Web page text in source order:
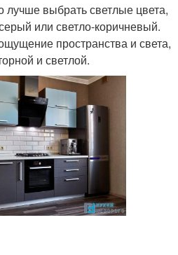
лучше выбрать светлые цвета,
или светло-коричневый.
пространства и света,
и светлой.